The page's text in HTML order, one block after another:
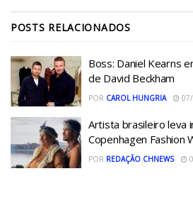
POSTS RELACIONADOS
Boss: Daniel Kearns
de David Beckham
POR CAROL HUNGRIA
Artista brasileiro leva
Copenhagen Fashion
POR REDAÇÃO CHNEWS